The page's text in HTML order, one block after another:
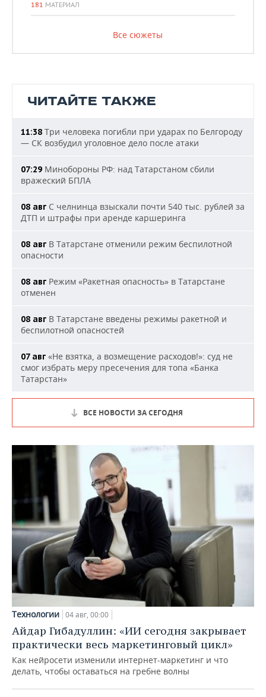
181 МАТЕРИАЛ
Все сюжеты
ЧИТАЙТЕ ТАКЖЕ
11:38 Три человека погибли при ударах по Белгороду
— СК возбудил уголовное дело после атаки
07:29 Минобороны РФ: над Татарстаном сбили
вражеский БПЛА
08 авг С челнинца взыскали почти 540 тыс. рублей за
ДТП и штрафы при аренде каршеринга
08 авг В Татарстане отменили режим беспилотной
опасности
08 авг Режим «Ракетная опасность» в Татарстане
отменен
08 авг В Татарстане введены режимы ракетной и
беспилотной опасностей
07 авг «Не взятка, а возмещение расходов!»: суд не
смог избрать меру пресечения для топа «Банка
Татарстан»
ВСЕ НОВОСТИ ЗА СЕГОДНЯ
Технологии 04 авг, 00:00
Айдар Гибадуллин: «ИИ сегодня закрывает
практически весь маркетинговый цикл»
Как нейросети изменили интернет-маркетинг и что
делать, чтобы оставаться на гребне волны